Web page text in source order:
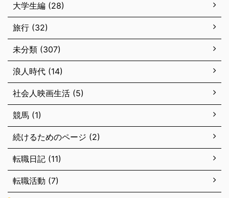
大学生編 (28)
旅行 (32)
未分類 (307)
浪人時代 (14)
社会人映画生活 (5)
競馬 (1)
続けるためのページ (2)
転職日記 (11)
転職活動 (7)